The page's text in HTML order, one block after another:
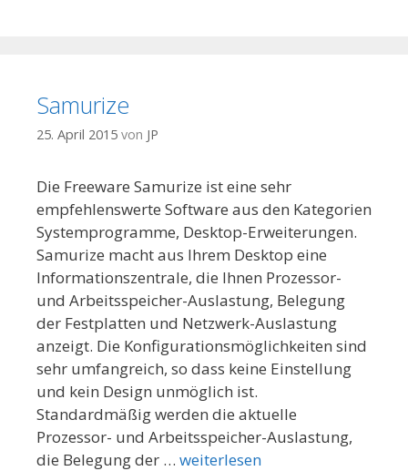
Samurize
25. April 2015 von JP
Die Freeware Samurize ist eine sehr
empfehlenswerte Software aus den Kategorien
Systemprogramme, Desktop-Erweiterungen.
Samurize macht aus Ihrem Desktop eine
Informationszentrale, die Ihnen Prozessor-
und Arbeitsspeicher-Auslastung, Belegung
der Festplatten und Netzwerk-Auslastung
anzeigt. Die Konfigurationsmöglichkeiten sind
sehr umfangreich, so dass keine Einstellung
und kein Design unmöglich ist.
Standardmäßig werden die aktuelle
Prozessor- und Arbeitsspeicher-Auslastung,
die Belegung der … weiterlesen